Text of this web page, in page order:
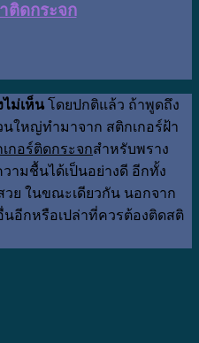
ติดกระจก
ม่เห็น โดยปกติแล้ว ถ้าพูดถึง
ใหญ่ทำมาจาก สติกเกอร์ฝ้า
กอร์ติดกระจกสำหรับพราง
ามชื้นได้เป็นอย่างดี อีกทั้ง
ย ในขณะเดียวกัน นอกจาก
นอีกหรือเปล่าที่ควรต้องติดสติ